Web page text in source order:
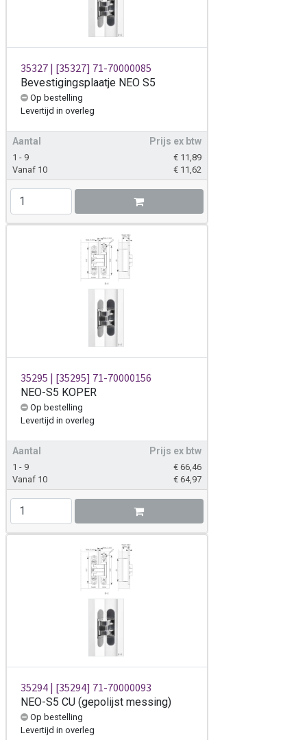
35327 | [35327] 71-70000085
Bevestigingsplaatje NEO S5
Op bestelling
Levertijd in overleg
Aantal Prijs ex btw
1 - 9 € 11,89
Vanaf 10
€ 11,62
35295 | [35295] 71-70000156
NEO-S5 KOPER
Op bestelling
Levertijd in overleg
Aantal Prijs ex btw
1 - 9 € 66,46
Vanaf 10
€ 64,97
35294 | [35294] 71-70000093
NEO-S5 CU (gepolijst messing)
Op bestelling
Levertijd in overleg